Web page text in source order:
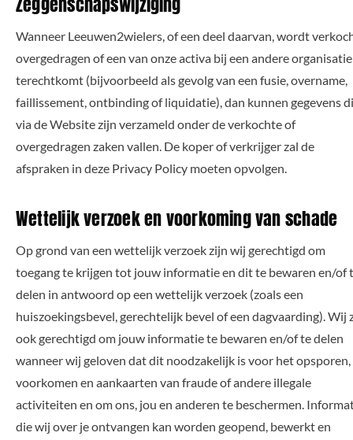
Wanneer Leeuwen2wielers, of een deel daarvan, wordt
overgedragen of een van onze activa bij een andere organisatie
terechtkomt (bijvoorbeeld als gevolg van een fusie, overname,
faillissement, ontbinding of liquidatie), dan kunnen gegevens
via de Website zijn verzameld onder de verkochte of
overgedragen zaken vallen. De koper of verkrijger zal de
afspraken in deze Privacy Policy moeten opvolgen.
Wettelijk verzoek en voorkoming van schade
Op grond van een wettelijk verzoek zijn wij gerechtigd om
toegang te krijgen tot jouw informatie en dit te bewaren en/of
delen in antwoord op een wettelijk verzoek (zoals een
huiszoekingsbevel, gerechtelijk bevel of een dagvaarding). Wij
ook gerechtigd om jouw informatie te bewaren en/of te delen
wanneer wij geloven dat dit noodzakelijk is voor het opsporen,
voorkomen en aankaarten van fraude of andere illegale
activiteiten en om ons, jou en anderen te beschermen.
die wij over je ontvangen kan worden geopend, bewerkt en